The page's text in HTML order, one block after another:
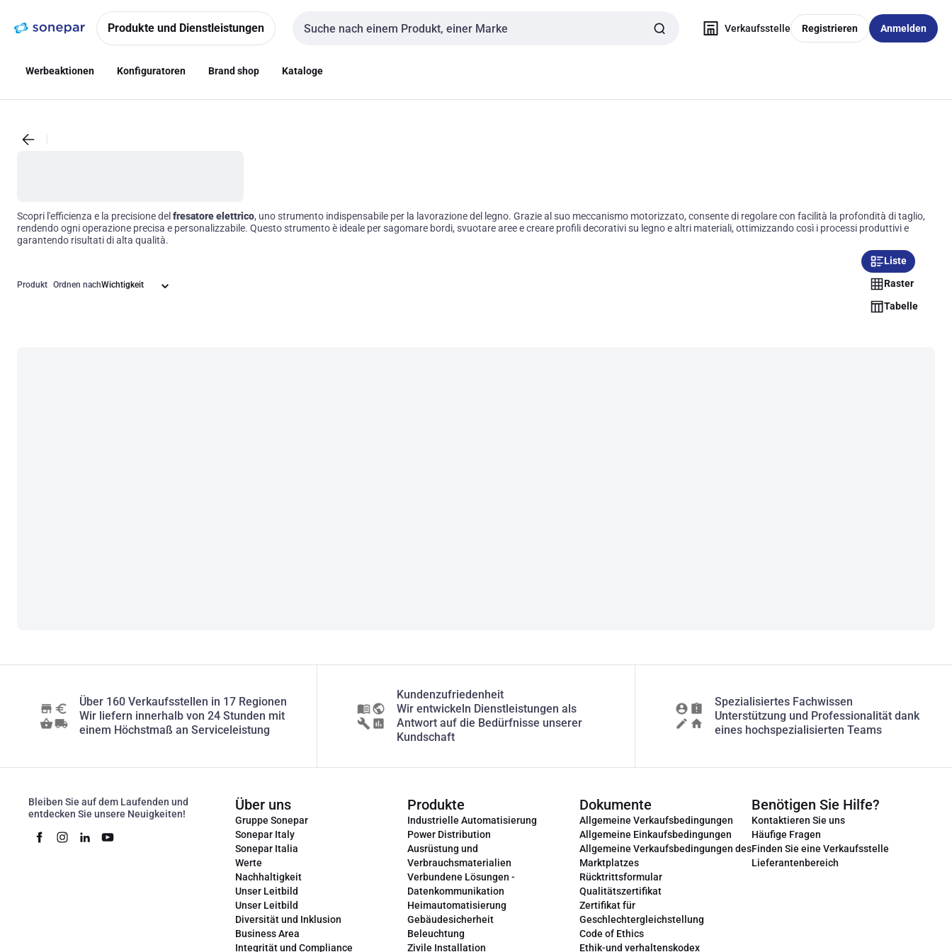
NavigationInhalt
Produkte und Dienstleistungen
Sucheingabe
Verkaufsstelle Registrieren Anmelden
Werbeaktionen Konfiguratoren Brand shop Kataloge
Scopri l'efficienza e la precisione del fresatore elettrico, uno strumento indispensabile per la lavorazione del legno. Grazie al suo meccanismo motorizzato, consente di regolare con facilità la profondità di taglio,
rendendo ogni operazione precisa e personalizzabile. Questo strumento è ideale per sagomare bordi, svuotare aree e creare profili decorativi su legno e altri materiali, ottimizzando così i processi produttivi e
garantendo risultati di alta qualità.
Produkt Ordnen nach
Liste
Raster
Tabelle
Über 160 Verkaufsstellen in 17 Regionen
Wir liefern innerhalb von 24 Stunden mit
einem Höchstmaß an Serviceleistung
Kundenzufriedenheit
Wir entwickeln Dienstleistungen als
Antwort auf die Bedürfnisse unserer
Kundschaft
Spezialisiertes Fachwissen
Unterstützung und Professionalität dank
eines hochspezialisierten Teams
Bleiben Sie auf dem Laufenden und
entdecken Sie unsere Neuigkeiten!
Über uns
Gruppe Sonepar
Sonepar Italy
Sonepar Italia
Werte
Nachhaltigkeit
Unser Leitbild
Unser Leitbild
Diversität und Inklusion
Business Area
Integrität und Compliance
Produkte
Industrielle Automatisierung
Power Distribution
Ausrüstung und
Verbrauchsmaterialien
Verbundene Lösungen -
Datenkommunikation
Heimautomatisierung
Gebäudesicherheit
Beleuchtung
Zivile Installation
Dokumente
Allgemeine Verkaufsbedingungen
Allgemeine Einkaufsbedingungen
Allgemeine Verkaufsbedingungen des
Marktplatzes
Rücktrittsformular
Qualitätszertifikat
Zertifikat für
Geschlechtergleichstellung
Code of Ethics
Ethik-und verhaltenskodex
Benötigen Sie Hilfe?
Kontaktieren Sie uns
Häufige Fragen
Finden Sie eine Verkaufsstelle
Lieferantenbereich